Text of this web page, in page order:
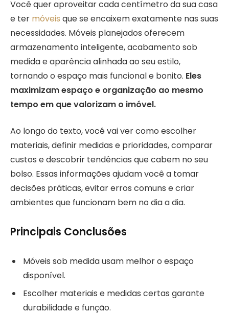
Você quer aproveitar cada centímetro da sua casa
e ter móveis que se encaixem exatamente nas suas
necessidades. Móveis planejados oferecem
armazenamento inteligente, acabamento sob
medida e aparência alinhada ao seu estilo,
tornando o espaço mais funcional e bonito. Eles
maximizam espaço e organização ao mesmo
tempo em que valorizam o imóvel.
Ao longo do texto, você vai ver como escolher
materiais, definir medidas e prioridades, comparar
custos e descobrir tendências que cabem no seu
bolso. Essas informações ajudam você a tomar
decisões práticas, evitar erros comuns e criar
ambientes que funcionam bem no dia a dia.
Principais Conclusões
Móveis sob medida usam melhor o espaço
disponível.
Escolher materiais e medidas certas garante
durabilidade e função.